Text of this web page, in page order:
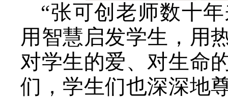
“张可创老师数十
用智慧启发学生，用
对学生的爱、对生命
们，学生们也深深地